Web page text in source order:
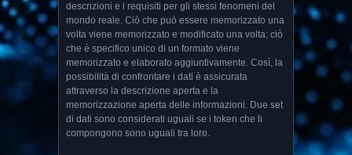
descrizioni e i requisiti per gli stessi fenomeni del
mondo reale. Ciò che può essere memorizzato una
volta viene memorizzato e modificato una volta; ciò
che è specifico unico di un formato viene
memorizzato e elaborato aggiuntivamente. Così, la
possibilità di confrontare i dati è assicurata
attraverso la descrizione aperta e la
memorizzazione aperta delle informazioni. Due set
di dati sono considerati uguali se i token che li
compongono sono uguali tra loro.